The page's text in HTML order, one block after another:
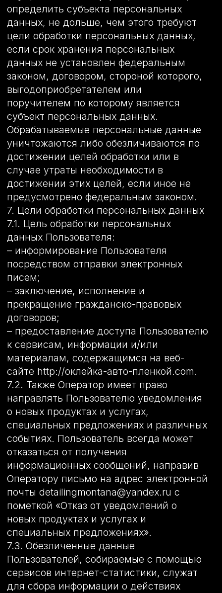
персональных данных.
10.1. Оператор обеспечивает сохранность
персональных данных и принимает все
возможные меры, исключающие доступ
к персональным данным
неуполномоченных лиц.
10.2. Персональные данные
Пользователя никогда, ни при каких
условиях не будут переданы третьим
лицам, за исключением случаев,
связанных с исполнением действующего
законодательства либо в случае, если
субъектом персональных данных дано
согласие Оператору на передачу данных
третьему лицу для исполнения
обязательств по гражданско-правовому
договору.
10.3. В случае выявления неточностей в
персональных данных, Пользователь
может актуализировать их
самостоятельно, путем направления
Оператору уведомление на адрес
электронной почты Оператора
detailingmontana@yandex.ru с пометкой
«Актуализация персональных данных».
10.4. Срок обработки персональных
данных определяется достижением
целей, для которых были собраны
персональные данные, если иной срок
не предусмотрен договором или
действующим законодательством.
Пользователь может в любой момент
отозвать свое согласие на обработку
персональных данных, направив
Оператору уведомление посредством
электронной почты на электронный
адрес Оператора
detailingmontana@yandex.ru с пометкой
«Отзыв согласия на обработку
персональных данных».
10.5. Вся информация, которая
собирается сторонними сервисами, в
том числе платежными системами,
средствами связи и другими
поставщиками услуг, хранится и
обрабатывается указанными лицами
(Операторами) в соответствии с их
Пользовательским соглашением и
Политикой конфиденциальности.
Субъект персональных данных и/или
Пользователь обязан самостоятельно
своевременно ознакомиться с
указанными документами. Оператор не
несет ответственность за действия
третьих лиц, в том числе указанных в
настоящем пункте поставщиков услуг.
10.6. Установленные субъектом
персональных данных запреты на
передачу (кроме предоставления
доступа), а также на обработку или
условия обработки (кроме получения
доступа) персональных данных,